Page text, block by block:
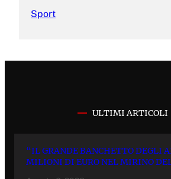
Sport
ULTIMI ARTICOLI
“IL GRANDE BANCHETTO DEGLI
MILIONI DI EURO NEL MIRINO